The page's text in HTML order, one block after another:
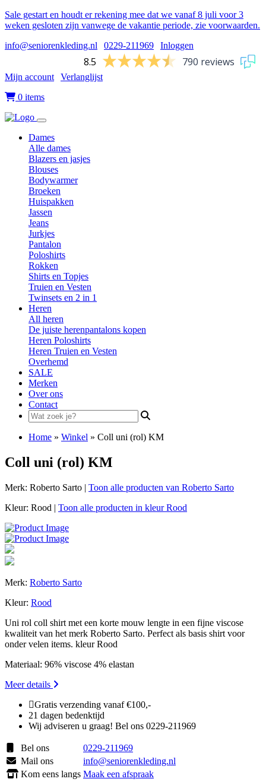
Sale gestart en houdt er rekening mee dat we vanaf 8 juli voor 3
weken gesloten zijn vanwege de vakantie periode, zie voorwaarden.
info@seniorenkleding.nl
0229-211969 Inloggen
8.5 790 reviews
Mijn account Verlanglijst
0 items
Dames
Alle dames
Blazers en jasjes
Blouses
Bodywarmer
Broeken
Huispakken
Jassen
Jeans
Jurkjes
Pantalon
Poloshirts
Rokken
Shirts en Topjes
Truien en Vesten
Twinsets en 2 in 1
Heren
All heren
De juiste herenpantalons kopen
Heren Poloshirts
Heren Truien en Vesten
Overhemd
SALE
Merken
Over ons
Contact
Search
for:
Home » Winkel » Coll uni (rol) KM
Coll uni (rol) KM
Merk: Roberto Sarto | Toon alle producten van Roberto Sarto
Kleur: Rood | Toon alle producten in kleur Rood
Merk: Roberto Sarto
Kleur: Rood
Uni rol coll shirt met een korte mouw lengte in een fijne viscose
kwaliteit van het merk Roberto Sarto. Perfect als basis shirt voor
onder velen items. kleur Rood
Materiaal: 96% viscose 4% elastan
Meer details
Gratis verzending vanaf €100,-
21 dagen bedenktijd
Wij adviseren u graag! Bel ons 0229-211969
Bel ons
0229-211969
Mail ons
info@seniorenkleding.nl
Kom eens langs Maak een afspraak